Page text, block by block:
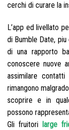
cerchi di curare la
L’app ed livellato
di Bumble Date,
di una rapporto
conoscere nuove
assimilare
rimangono
scoprire e in
possono
Gli fruitori large